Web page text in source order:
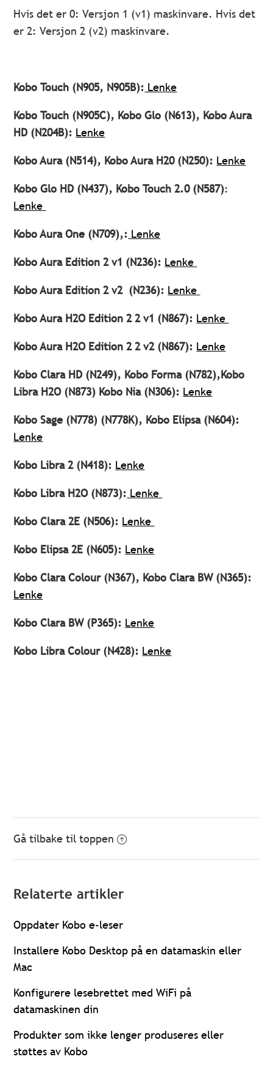
Hvis det er 0: Versjon 1 (v1) maskinvare. Hvis det
er 2: Versjon 2 (v2) maskinvare.
Kobo Touch (N905, N905B): Lenke
Kobo Touch (N905C), Kobo Glo (N613), Kobo Aura
HD (N204B): Lenke
Kobo Aura (N514), Kobo Aura H20 (N250): Lenke
Kobo Glo HD (N437), Kobo Touch 2.0 (N587):
Lenke
Kobo Aura One (N709),: Lenke
Kobo Aura Edition 2 v1 (N236): Lenke
Kobo Aura Edition 2 v2 (N236): Lenke
Kobo Aura H2O Edition 2 2 v1 (N867): Lenke
Kobo Aura H2O Edition 2 2 v2 (N867): Lenke
Kobo Clara HD (N249), Kobo Forma (N782),Kobo
Libra H2O (N873) Kobo Nia (N306): Lenke
Kobo Sage (N778) (N778K), Kobo Elipsa (N604):
Lenke
Kobo Libra 2 (N418): Lenke
Kobo Libra H2O (N873): Lenke
Kobo Clara 2E (N506): Lenke
Kobo Elipsa 2E (N605): Lenke
Kobo Clara Colour (N367), Kobo Clara BW (N365):
Lenke
Kobo Clara BW (P365): Lenke
Kobo Libra Colour (N428): Lenke
Gå tilbake til toppen
Relaterte artikler
Oppdater Kobo e-leser
Installere Kobo Desktop på en datamaskin eller
Mac
Konfigurere lesebrettet med WiFi på
datamaskinen din
Produkter som ikke lenger produseres eller
støttes av Kobo